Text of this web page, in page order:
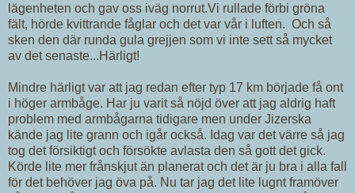
lägenheten och gav oss iväg norrut.Vi rullade förbi gröna
fält, hörde kvittrande fåglar och det var vår i luften. Och så
sken den där runda gula grejjen som vi inte sett så mycket
av det senaste...Härligt!
Mindre härligt var att jag redan efter typ 17 km började få ont
i höger armbåge. Har ju varit så nöjd över att jag aldrig haft
problem med armbågarna tidigare men under Jizerska
kände jag lite grann och igår också. Idag var det värre så jag
tog det försiktigt och försökte avlasta den så gott det gick.
Körde lite mer frånskjut än planerat och det är ju bra i alla fall
för det behöver jag öva på. Nu tar jag det lite lugnt framöver